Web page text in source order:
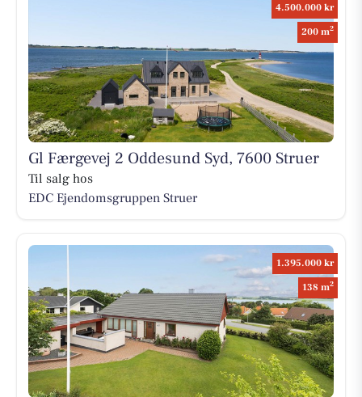
4.500.000 kr
200 m2
Gl Færgevej 2 Oddesund Syd, 7600 Struer
Til salg hos
EDC Ejen­doms­grup­pen Struer
1.395.000 kr
138 m2